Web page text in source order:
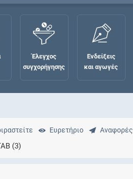
Έλεγχος
συγχορήγησης
Ενδείξεις
και αγωγές
Ευρετήριο Αναφορές
(3)